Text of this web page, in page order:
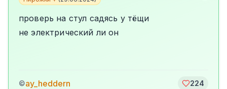
проверь на стул садясь у тёщи
не электрический ли он
©ay_heddern 224